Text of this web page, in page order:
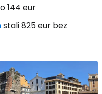
144 eur
stali 825 eur bez